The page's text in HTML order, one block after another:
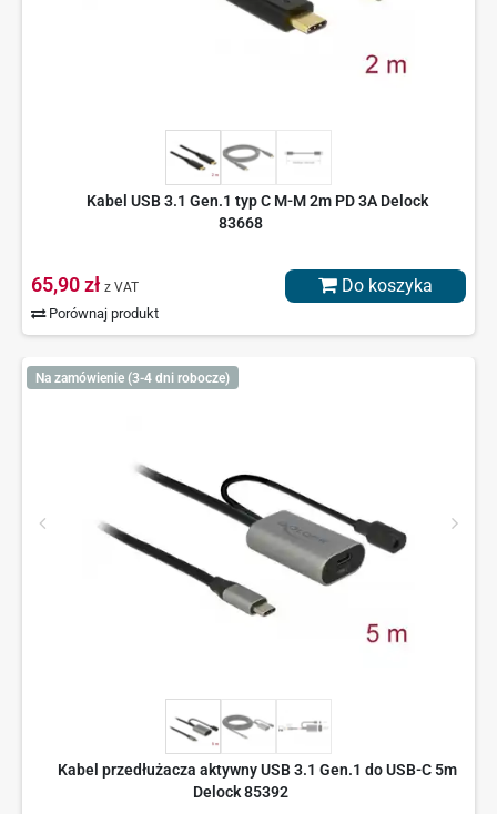
Kabel USB 3.1 Gen.1 typ C M-M 2m PD 3A Delock
83668
65,90 zł z VAT
Porównaj produkt
Do koszyka
Na zamówienie (3-4 dni robocze)
Kabel przedłużacza aktywny USB 3.1 Gen.1 do USB-C 5m
Delock 85392